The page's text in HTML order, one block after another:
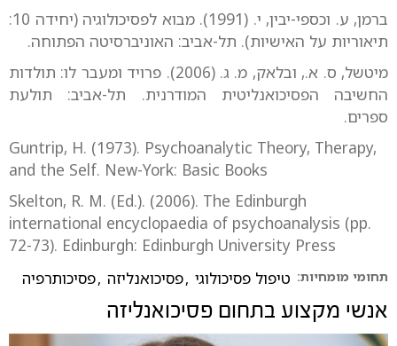
ברמן, ע. וכספי-יבין, י. (1991). מבוא לפסיכולוגיה (יחידה 10:
תיאוריות על האישיות). תל-אביב: האוניברסיטה הפתוחה.
מיטשל, ס. א., ובלאק, מ. ג. (2006). פרויד ומעבר לו: תולדות
החשיבה הפסיכואנליטית המודרנית. תל-אביב: תולעת
ספרים.
Guntrip, H. (1973). Psychoanalytic Theory, Therapy,
and the Self. New-York: Basic Books
Skelton, R. M. (Ed.). (2006). The Edinburgh
international encyclopaedia of psychoanalysis (pp.
72-73). Edinburgh: Edinburgh University Press
תחומי מומחיות: טיפול פסיכולוגי ,פסיכואנליזה ,פסיכותרפיה
אנשי מקצוע בתחום פסיכואנליזה